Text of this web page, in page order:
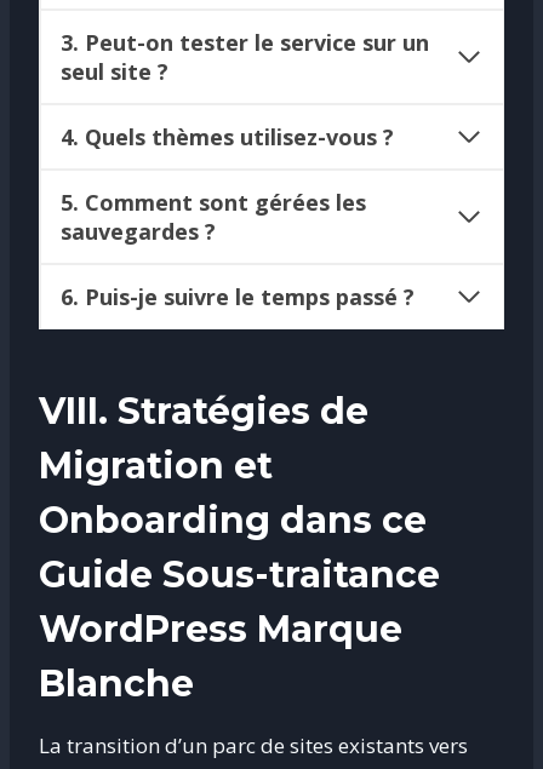
3. Peut-on tester le service sur un
seul site ?
4. Quels thèmes utilisez-vous ?
5. Comment sont gérées les
sauvegardes ?
6. Puis-je suivre le temps passé ?
VIII. Stratégies de
Migration et
Onboarding dans ce
Guide Sous-traitance
WordPress Marque
Blanche
La transition d’un parc de sites existants vers